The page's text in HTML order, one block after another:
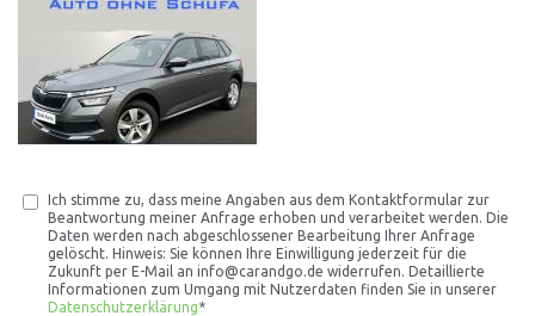
Ich stimme zu, dass meine Angaben aus dem Kontaktformular zur
Beantwortung meiner Anfrage erhoben und verarbeitet werden. Die
Daten werden nach abgeschlossener Bearbeitung Ihrer Anfrage
gelöscht. Hinweis: Sie können Ihre Einwilligung jederzeit für die
Zukunft per E-Mail an info@carandgo.de widerrufen. Detaillierte
Informationen zum Umgang mit Nutzerdaten finden Sie in unserer
Datenschutzerklärung*